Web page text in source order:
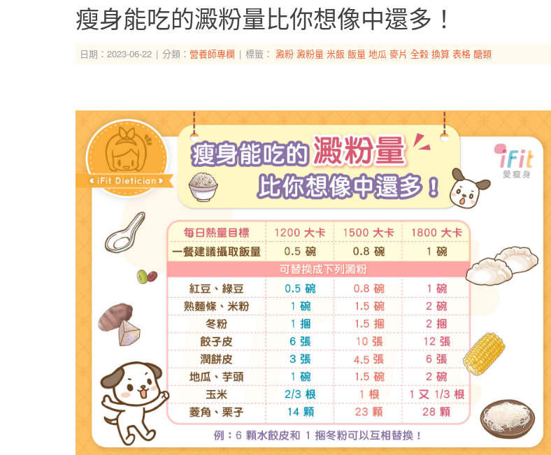
瘦身能吃的澱粉量比你想像中還多！
日期：2023-06-22 分類： 營養師專欄 標籤： 澱粉 澱粉量 米飯 飯量 地瓜 麥片 全榖 換算 表格 醣類